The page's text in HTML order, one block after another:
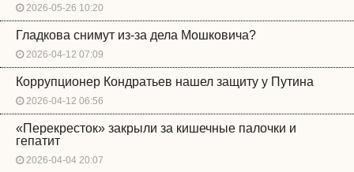
2026-05-26 10:20
Гладкова снимут из-за дела Мошковича?
2026-04-12 07:09
Коррупционер Кондратьев нашел защиту у Путина
2026-04-12 06:56
«Перекресток» закрыли за кишечные палочки и
гепатит
2026-04-04 20:07